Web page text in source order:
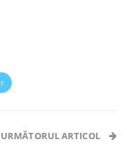
Viber
URMĂTORUL ARTICOL